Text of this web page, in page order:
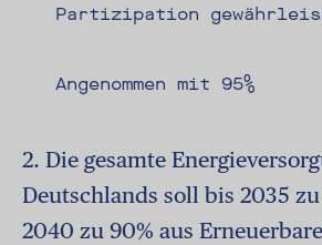
Partizipation
Angenommen mit 95%
2. Die gesamte
Deutschlands soll bis 2035
2040 zu 90% aus